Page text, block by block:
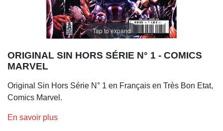
Tap to expand
ORIGINAL SIN HORS SÉRIE N° 1 - COMICS
MARVEL
Original Sin Hors Série N° 1 en Français en Très Bon Etat,
Comics Marvel.
En savoir plus